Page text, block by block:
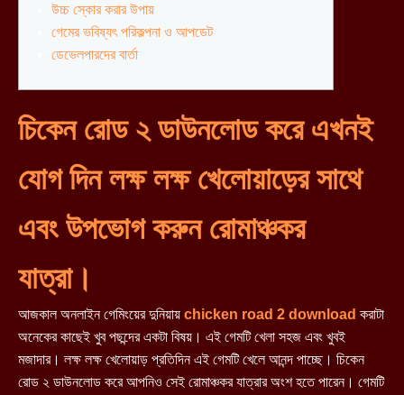
উচ্চ স্কোর করার উপায়
গেমের ভবিষ্যৎ পরিকল্পনা ও আপডেট
ডেভেলপারদের বার্তা
চিকেন রোড ২ ডাউনলোড করে এখনই
যোগ দিন লক্ষ লক্ষ খেলোয়াড়ের সাথে
এবং উপভোগ করুন রোমাঞ্চকর
যাত্রা।
আজকাল অনলাইন গেমিংয়ের দুনিয়ায় chicken road 2 download করাটা
অনেকের কাছেই খুব পছন্দের একটা বিষয়। এই গেমটি খেলা সহজ এবং খুবই
মজাদার। লক্ষ লক্ষ খেলোয়াড় প্রতিদিন এই গেমটি খেলে আনন্দ পাচ্ছে। চিকেন
রোড ২ ডাউনলোড করে আপনিও সেই রোমাঞ্চকর যাত্রার অংশ হতে পারেন। গেমটি